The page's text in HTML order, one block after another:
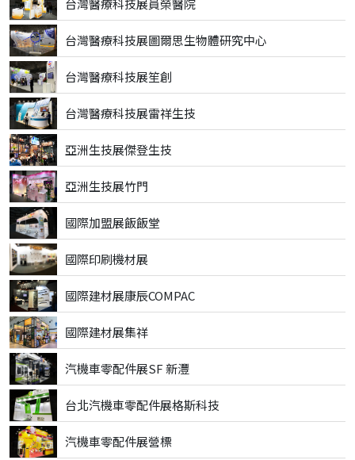
台灣醫療科技展員榮醫院
台灣醫療科技展圖爾思生物體研究中心
台灣醫療科技展笙創
台灣醫療科技展雷祥生技
亞洲生技展傑登生技
亞洲生技展竹門
國際加盟展飯飯堂
國際印刷機材展
國際建材展康辰COMPAC
國際建材展集祥
汽機車零配件展SF 新灃
台北汽機車零配件展格斯科技
汽機車零配件展營標